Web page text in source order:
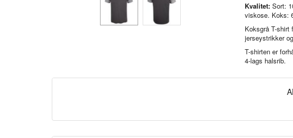
Kvalitet: Sort:
viskose. Koks:
Koksgrå T-shirt
jerseystrikker
T-shirten er
4-lags halsrib.